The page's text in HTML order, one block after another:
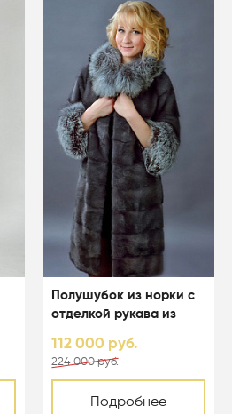
Полушубок из норки с
отделкой рукава из
112 000 руб.
224 000 руб.
Подробнее